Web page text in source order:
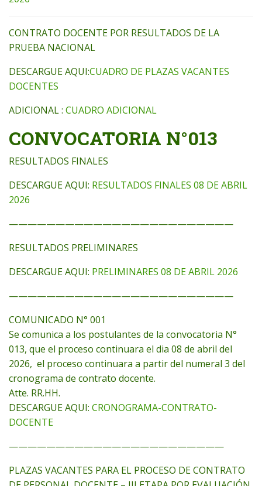
CONTRATO DOCENTE POR RESULTADOS DE LA
PRUEBA NACIONAL
DESCARGUE AQUI:CUADRO DE PLAZAS VACANTES
DOCENTES
ADICIONAL : CUADRO ADICIONAL
CONVOCATORIA N°013
RESULTADOS FINALES
DESCARGUE AQUI: RESULTADOS FINALES 08 DE ABRIL
2026
————————————————————————
RESULTADOS PRELIMINARES
DESCARGUE AQUI: PRELIMINARES 08 DE ABRIL 2026
————————————————————————
COMUNICADO N° 001
Se comunica a los postulantes de la convocatoria N°
013, que el proceso continuara el dia 08 de abril del
2026, el proceso continuara a partir del numeral 3 del
cronograma de contrato docente.
Atte. RR.HH.
DESCARGUE AQUI: CRONOGRAMA-CONTRATO-
DOCENTE
———————————————————————
PLAZAS VACANTES PARA EL PROCESO DE CONTRATO